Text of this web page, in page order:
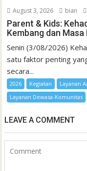
August 3, 2026 bian
Parent & Kids:
Kembang dan Masa
Senin (3/08/2026)
satu faktor penting
secara...
2026 Kegiatan
Layanan
Layanan Dewasa-Komunitas
LEAVE A COMMENT